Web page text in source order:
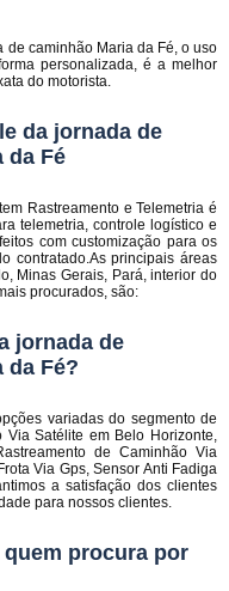
de caminhão Maria da Fé, o uso
personalizada, é a melhor
do motorista.
da jornada de
da Fé
Rastreamento e Telemetria é
telemetria, controle logístico e
com customização para os
contratado.As principais áreas
Minas Gerais, Pará, interior do
procurados, são:
jornada de
da Fé?
variadas do segmento de
Via Satélite em Belo Horizonte,
de Caminhão Via
Via Gps, Sensor Anti Fadiga
a satisfação dos clientes
para nossos clientes.
procura por